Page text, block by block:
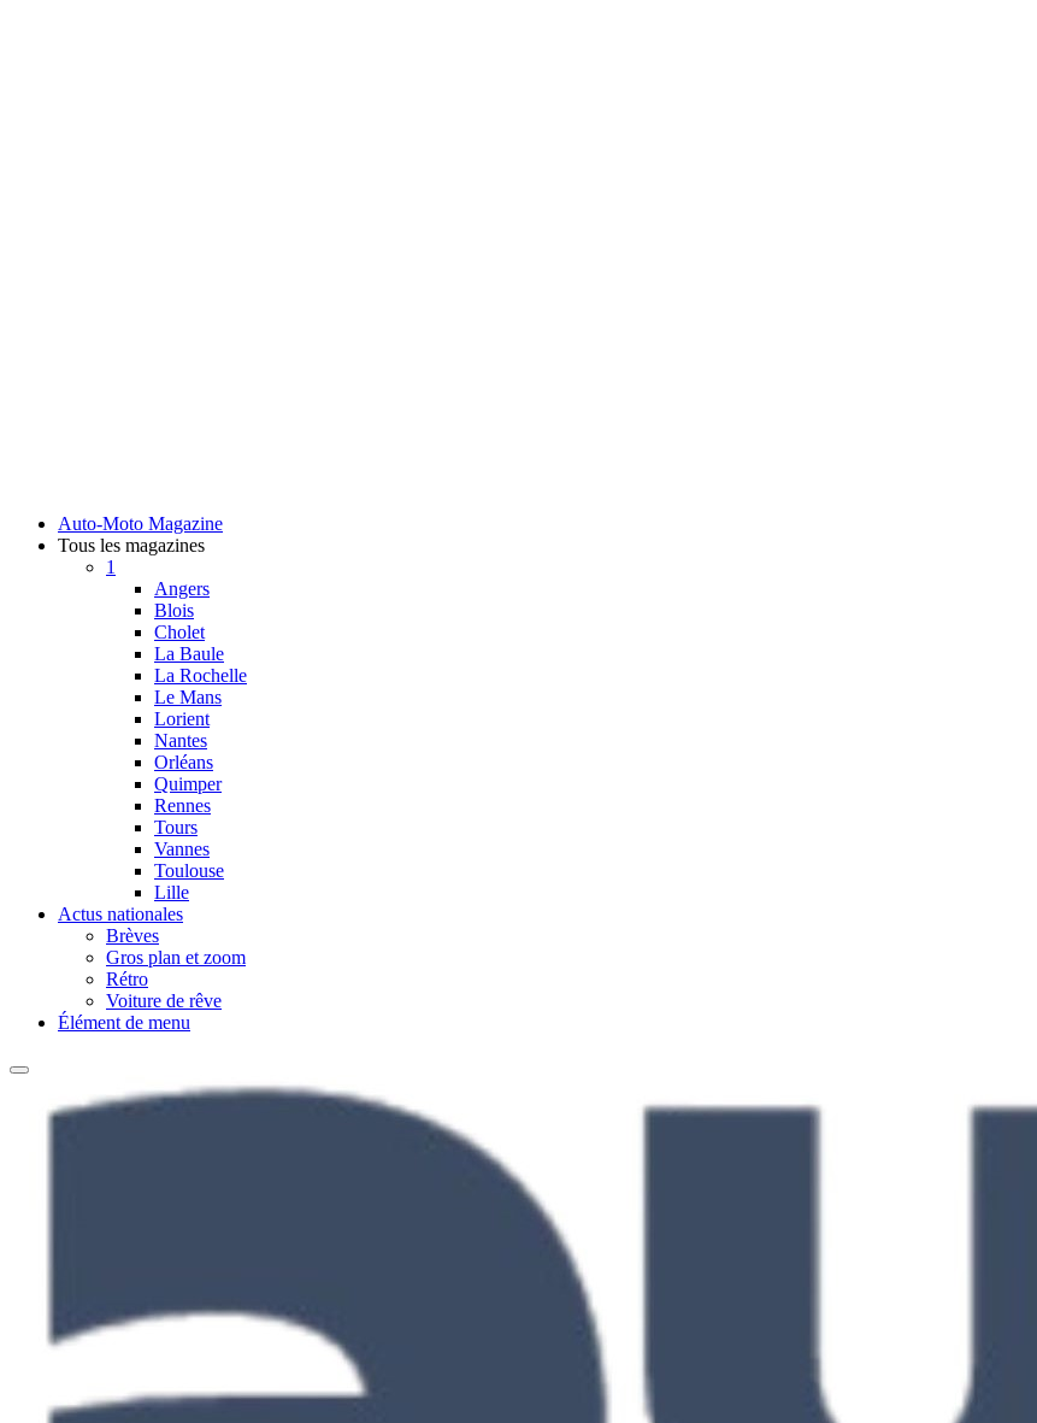
Auto-Moto Magazine
Tous les magazines
1
Angers
Blois
Cholet
La Baule
La Rochelle
Le Mans
Lorient
Nantes
Orléans
Quimper
Rennes
Tours
Vannes
Toulouse
Lille
Actus nationales
Brèves
Gros plan et zoom
Rétro
Voiture de rêve
Élément de menu